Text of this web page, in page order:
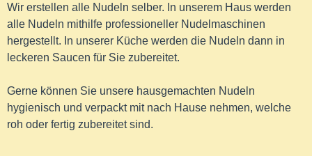
Wir erstellen alle Nudeln selber. In unserem Haus werden
alle Nudeln mithilfe professioneller Nudelmaschinen
hergestellt. In unserer Küche werden die Nudeln dann in
leckeren Saucen für Sie zubereitet.
Gerne können Sie unsere hausgemachten Nudeln
hygienisch und verpackt mit nach Hause nehmen, welche
roh oder fertig zubereitet sind.